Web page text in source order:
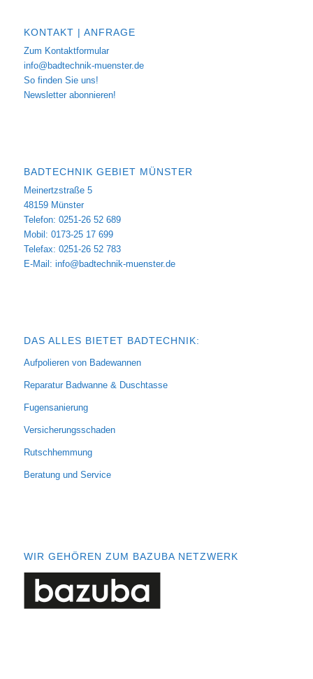
KONTAKT | ANFRAGE
Zum Kontaktformular
info@badtechnik-muenster.de
So finden Sie uns!
Newsletter abonnieren!
BADTECHNIK GEBIET MÜNSTER
Meinertzstraße 5
48159 Münster
Telefon: 0251-26 52 689
Mobil: 0173-25 17 699
Telefax: 0251-26 52 783
E-Mail: info@badtechnik-muenster.de
DAS ALLES BIETET BADTECHNIK:
Aufpolieren von Badewannen
Reparatur Badwanne & Duschtasse
Fugensanierung
Versicherungsschaden
Rutschhemmung
Beratung und Service
WIR GEHÖREN ZUM BAZUBA NETZWERK